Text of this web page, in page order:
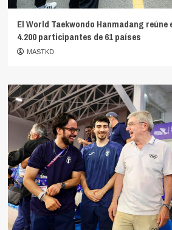
El World Taekwondo Hanmadang reúne
4.200 participantes de 61 países
MASTKD